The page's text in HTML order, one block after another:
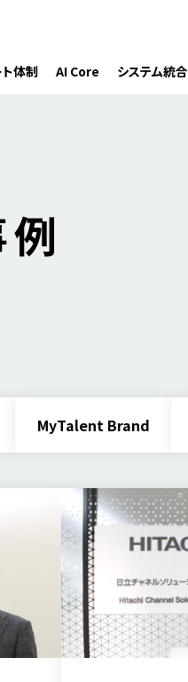
体制 AI Core システム統合
MyTalent Brand